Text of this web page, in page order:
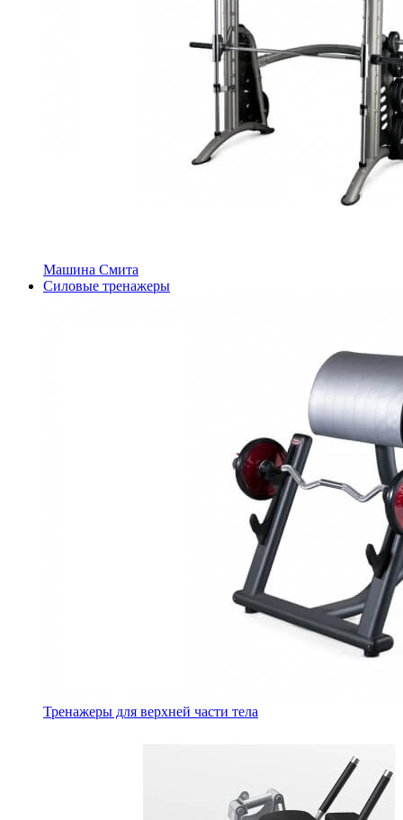
Машина Смита
Силовые тренажеры
Тренажеры для верхней части тела